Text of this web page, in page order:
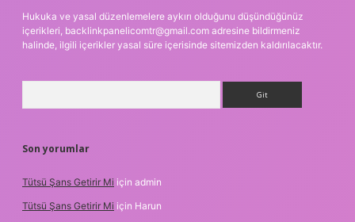
Hukuka ve yasal düzenlemelere aykırı olduğunu düşündüğünüz
içerikleri, backlinkpanelicomtr@gmail.com adresine bildirmeniz
halinde, ilgili içerikler yasal süre içerisinde sitemizden kaldırılacaktır.
Son yorumlar
Tütsü Şans Getirir Mi için admin
Tütsü Şans Getirir Mi için Harun